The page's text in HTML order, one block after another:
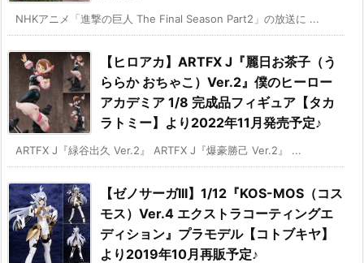
NHKアニメ「進撃の巨人 The Final Season Part2」の放送に ...
【ヒロアカ】ARTFX J『麗日お茶子（う
ららか おちゃこ）Ver.2』僕のヒーロー
アカデミア 1/8 完成品フィギュア【タカ
ラトミー】より2022年11月発売予定♪
ARTFX J『緑谷出久 Ver.2』 ARTFX J『爆豪勝己 Ver.2』 ...
【ゼノサーガIII】1/12『KOS-MOS（コス
モス）Ver.4 エクストラコーティングエ
ディション』プラモデル【コトブキヤ】
より2019年10月再販予定♪